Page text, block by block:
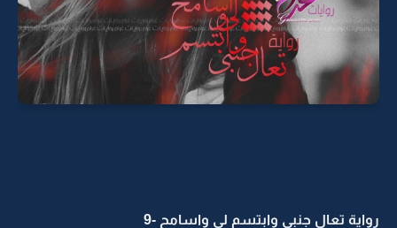
رواية تعال جنبي وابتسم لي واسامح -9